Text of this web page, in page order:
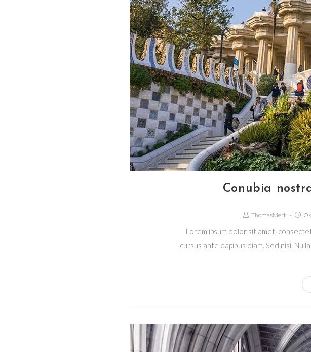
Conubia
ThomasMerk
Lorem ipsum dolor sit amet,
cursus ante dapibus diam. Sed nisi.